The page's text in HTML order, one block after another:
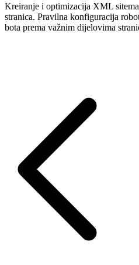
Kreiranje i optimizacija XML
stranica. Pravilna konfiguracija
bota prema važnim dijelovima